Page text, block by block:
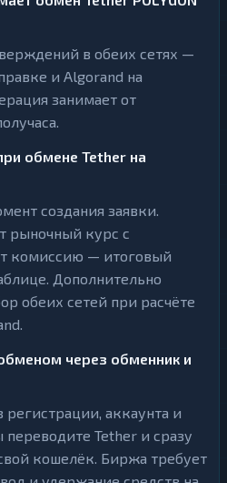
в обеих сетях —
и Algorand на
занимает от
обмене Tether на
создания заявки.
рыночный курс с
комиссию — итоговый
Дополнительно
обеих сетей при расчёте
через обменник и
аккаунта и
Tether и сразу
кошелёк. Биржа требует